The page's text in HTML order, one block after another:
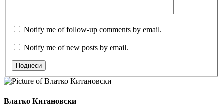
Notify me of follow-up comments by email.
Notify me of new posts by email.
Поднеси
Влатко Китановски